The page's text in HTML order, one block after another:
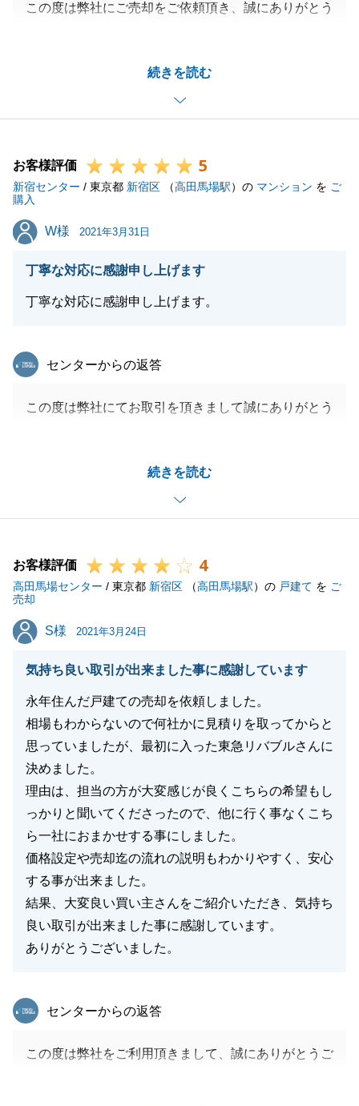
続きを読む
この度は弊社にご売却をご依頼頂き、誠にありがとう
また不動産でのお困り事がございましたら、お気軽に
ご相談下さい。
お客様評価 5
新宿センター / 東京都 新宿区 （高田馬場駅）の マンション を ご
購入
W様
W様 2021年3月31日
丁寧な対応に感謝申し上げます
丁寧な対応に感謝申し上げます。
続きを読む
東急リバブル
センターからの返答
この度は弊社にてお取引を頂きまして誠にありがとう
た為、色々とお手間をお掛けしてしまいましたが、W
様のご協力のおかげでスムーズにお取引することが出
来ました。
非ご相談頂ければと思います。
お客様評価 4
高田馬場センター / 東京都 新宿区 （高田馬場駅）の 戸建て を ご
売却
S様
S様 2021年3月24日
気持ち良い取引が出来ました事に感謝しています
永年住んだ戸建ての売却を依頼しました。
相場もわからないので何社かに見積りを取ってからと
思っていましたが、最初に入った東急リバブルさんに
決めました。
理由は、担当の方が大変感じが良くこちらの希望もし
っかりと聞いてくださったので、他に行く事なくこち
ら一社におまかせする事にしました。
価格設定や売却迄の流れの説明もわかりやすく、安心
する事が出来ました。
結果、大変良い買い主さんをご紹介いただき、気持ち
良い取引が出来ました事に感謝しています。
ありがとうございました。
東急リバブル
センターからの返答
この度は弊社をご利用頂きまして、誠にありがとうご